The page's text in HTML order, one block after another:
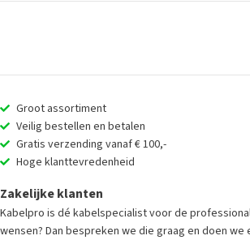
Groot assortiment
Veilig bestellen en betalen
Gratis verzending vanaf € 100,-
Hoge klanttevredenheid
Zakelijke klanten
Kabelpro is dé kabelspecialist voor de
wensen? Dan bespreken we die graag en doen we